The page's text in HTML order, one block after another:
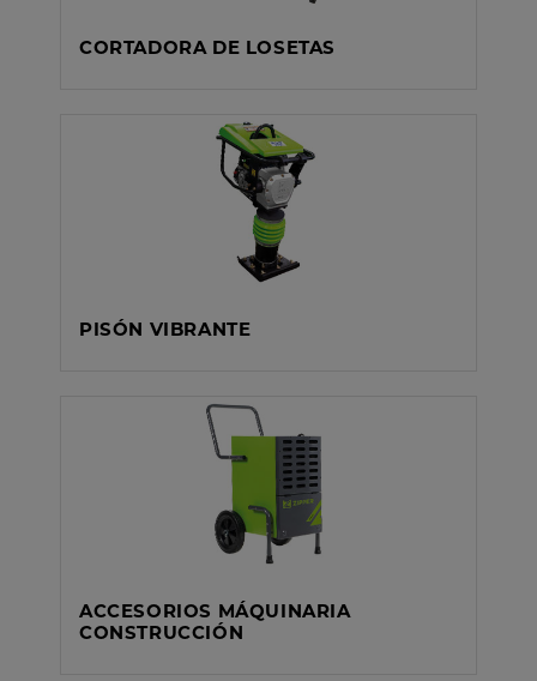
CORTADORA DE LOSETAS
PISÓN VIBRANTE
ACCESORIOS MÁQUINARIA
CONSTRUCCIÓN